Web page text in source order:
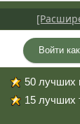
Войти
50 лучших
15 лучших